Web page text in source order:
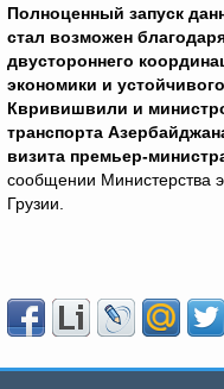
Полноценный запуск
стал возможен
двустороннего
экономики и
Квривишвили и
транспорта
визита премьер-
сообщении Министерства
Грузии.